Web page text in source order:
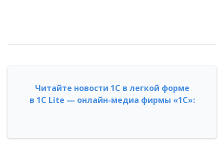
Читайте новости 1С в легкой форме
в 1С Lite — онлайн-медиа фирмы «1С»: